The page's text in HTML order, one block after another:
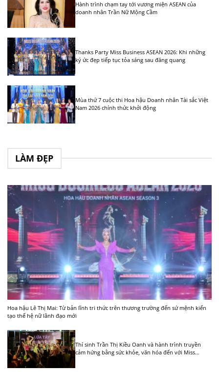
Hành trình chạm tay tới vương miện ASEAN của
doanh nhân Trần Nữ Mộng Cầm
Thanks Party Miss Business ASEAN 2026: Khi những
ký ức đẹp tiếp tục tỏa sáng sau đăng quang
Mùa thứ 7 cuộc thi Hoa hậu Doanh nhân Tài sắc Việt
Nam 2026 chính thức khởi động
LÀM ĐẸP
Hoa hậu Lê Thị Mai: Từ bản lĩnh tri thức trên thương trường đến sứ mệnh kiến
tạo thế hệ nữ lãnh đạo mới
Thí sinh Trần Thị Kiều Oanh và hành trình truyền
cảm hứng bằng sức khỏe, văn hóa đến với Miss